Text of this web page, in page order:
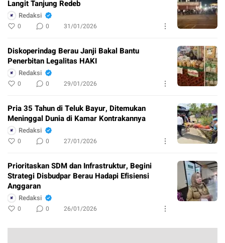
Langit Tanjung Redeb
Redaksi
0 0 31/01/2026
Diskoperindag Berau Janji Bakal Bantu
Penerbitan Legalitas HAKI
Redaksi
0 0 29/01/2026
Pria 35 Tahun di Teluk Bayur, Ditemukan
Meninggal Dunia di Kamar Kontrakannya
Redaksi
0 0 27/01/2026
Prioritaskan SDM dan Infrastruktur, Begini
Strategi Disbudpar Berau Hadapi Efisiensi
Anggaran
Redaksi
0 0 26/01/2026